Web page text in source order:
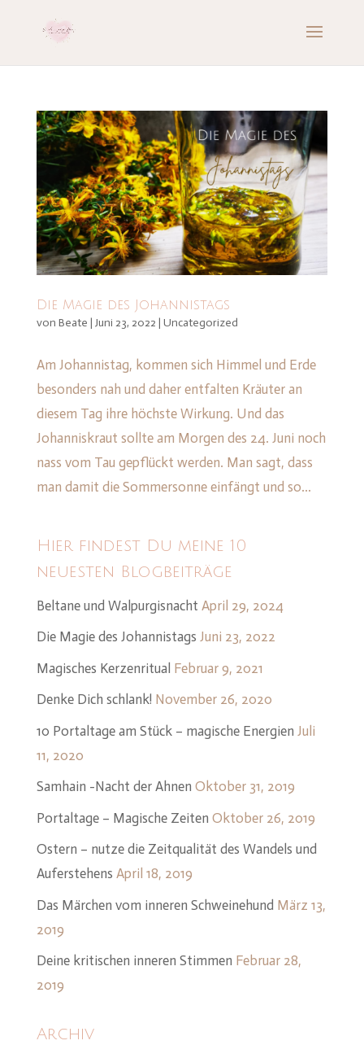
Die Magie des Johannistags
von Beate | Juni 23, 2022 | Uncategorized
Am Johannistag, kommen sich Himmel und Erde
besonders nah und daher entfalten Kräuter an
diesem Tag ihre höchste Wirkung. Und das
Johanniskraut sollte am Morgen des 24. Juni noch
nass vom Tau gepflückt werden. Man sagt, dass
man damit die Sommersonne einfängt und so...
Hier findest Du meine 10
neuesten Blogbeiträge
Beltane und Walpurgisnacht April 29, 2024
Die Magie des Johannistags Juni 23, 2022
Magisches Kerzenritual Februar 9, 2021
Denke Dich schlank! November 26, 2020
10 Portaltage am Stück – magische Energien Juli
11, 2020
Samhain -Nacht der Ahnen Oktober 31, 2019
Portaltage – Magische Zeiten Oktober 26, 2019
Ostern – nutze die Zeitqualität des Wandels und
Auferstehens April 18, 2019
Das Märchen vom inneren Schweinehund März 13,
2019
Deine kritischen inneren Stimmen Februar 28,
2019
Archiv